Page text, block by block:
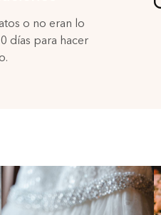
o no eran lo
días para hacer